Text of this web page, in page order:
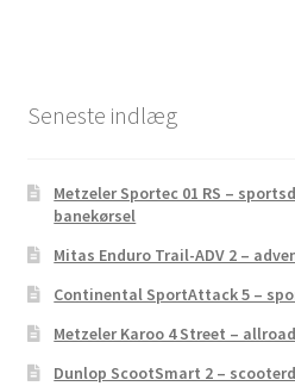
Seneste indlæg
Metzeler Sportec 01 RS –
banekørsel
Mitas Enduro Trail-ADV 2 –
Continental SportAttack 5 –
Metzeler Karoo 4 Street –
Dunlop ScootSmart 2 –